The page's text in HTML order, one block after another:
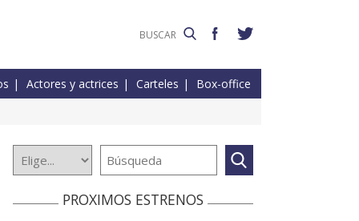
Actores y actrices Carteles Box-office
PROXIMOS ESTRENOS